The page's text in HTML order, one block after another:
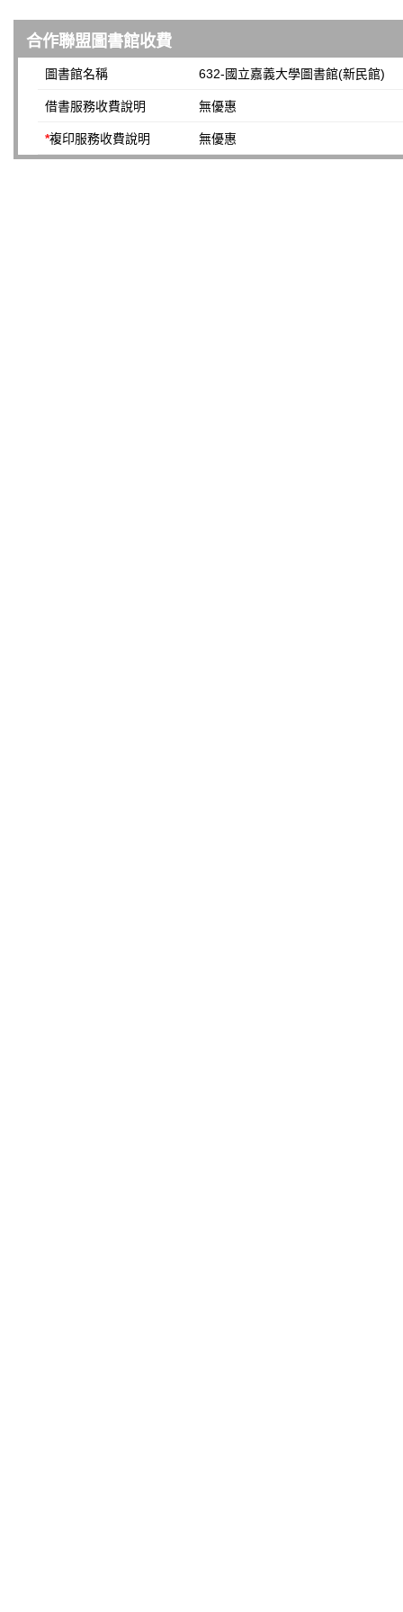
合作聯盟圖書館收費
圖書館名稱 632-國立嘉義大學圖書館(新民館)
借書服務收費說明 無優惠
*複印服務收費說明 無優惠